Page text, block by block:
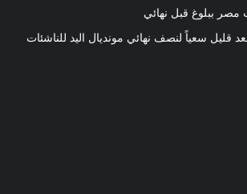
ببلوغ قبل نهائي
قليل سعياً لنصف نهائي مونديال اليد للناشئات